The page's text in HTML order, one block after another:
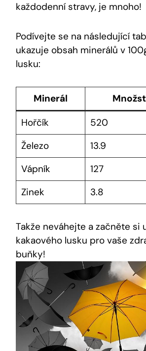
každodenní stravy,⁣ je ⁤mnoho!
Podívejte se ‌na ⁣následující
ukazuje obsah minerálů v
⁣lusku:
Minerál
Hořčík
520
Železo
13.9
Vápník
127
Zinek
3.8
Takže neváhejte a začněte si
kakaového⁣ lusku pro vaše
buňky!